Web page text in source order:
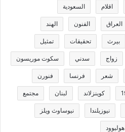
اقلام السعودية
العراق الفنون الهند
بيرث تحقيقات تمثيل
زواج سدني سكوت موريسون
شعر فرنسا فنورن
كوينزلاند لبنان مجتمع
نيوزيلندا نيوساوث ويلز
هوليوود